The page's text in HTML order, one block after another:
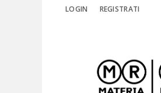
LOGIN REGISTRATI